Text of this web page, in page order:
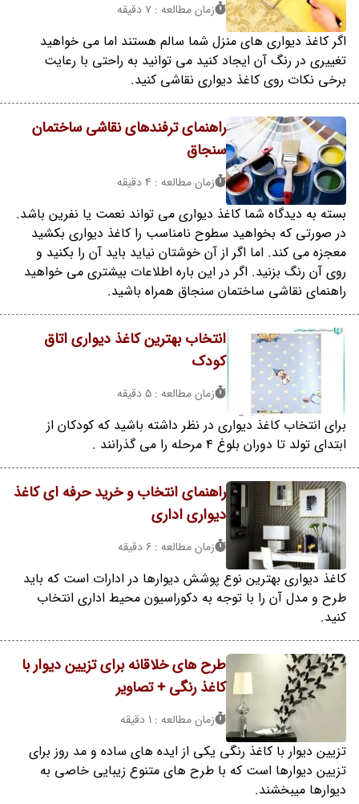
زمان مطالعه : 7 دقیقه
اگر کاغذ دیواری های منزل شما سالم هستند اما می خواهید
تغییری در رنگ آن ایجاد کنید می توانید به راحتی با رعایت
برخی نکات روی کاغذ دیواری نقاشی کنید.
راهنمای ترفندهای نقاشی ساختمان
سنجاق
زمان مطالعه : 4 دقیقه
بسته به دیدگاه شما کاغذ دیواری می تواند نعمت یا نفرین باشد.
در صورتی که بخواهید سطوح نامناسب را کاغذ دیواری بکشید
معجزه می کند. اما اگر از آن خوشتان نیاید باید آن را بکنید و
روی آن رنگ بزنید. اگر در این باره اطلاعات بیشتری می خواهید
راهنمای نقاشی ساختمان سنجاق همراه باشید.
انتخاب بهترین کاغذ دیواری اتاق
کودک
زمان مطالعه : 5 دقیقه
برای انتخاب کاغذ دیواری در نظر داشته باشید که کودکان از
ابتدای تولد تا دوران بلوغ 4 مرحله را می گذرانند .
راهنمای انتخاب و خرید حرفه ای کاغذ
دیواری اداری
زمان مطالعه : 6 دقیقه
کاغذ دیواری بهترین نوع پوشش دیوارها در ادارات است که باید
طرح و مدل آن را با توجه به دکوراسیون محیط اداری انتخاب
کنید.
طرح های خلاقانه برای تزیین دیوار با
کاغذ رنگی + تصاویر
زمان مطالعه : 1 دقیقه
تزیین دیوار با کاغذ رنگی یکی از ایده های ساده و مد روز برای
تزیین دیوارها است که با طرح های متنوع زیبایی خاصی به
دیوارها میبخشند.